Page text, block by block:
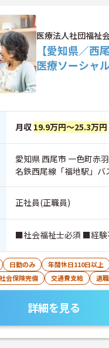
医療法人社団福祉
【愛知県／
医療ソーシャ
月収 19.9万円～25.3万円
愛知県 西尾市 一色町赤
名鉄西尾線「福地駅」バ
正社員(正職員)
■社会福祉士必須 ■経験
日勤のみ 年間休日110日以上
社会保険完備 交通費支給 退
詳細を見る